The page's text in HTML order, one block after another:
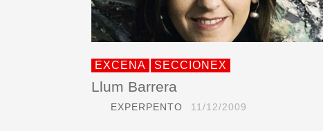
EXCENA SECCIONEX
Llum Barrera
EXPERPENTO 11/12/2009